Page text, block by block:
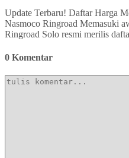
Update Terbaru! Daftar Harga
Nasmoco Ringroad Memasuki
Ringroad Solo resmi merilis
0 Komentar